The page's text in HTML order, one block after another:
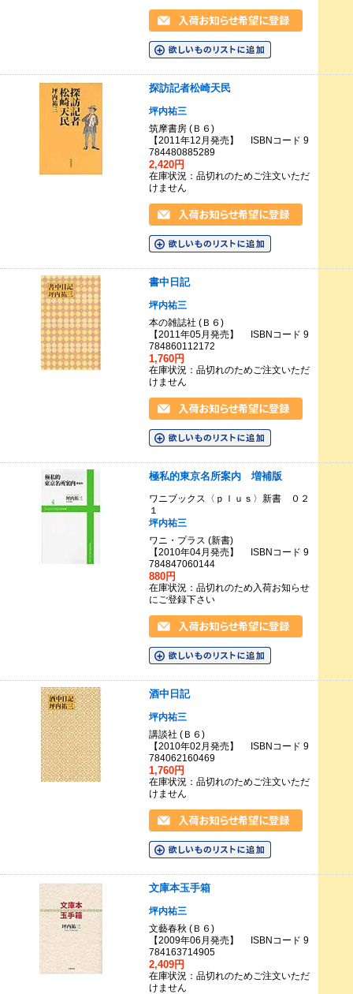
探訪記者松崎天民
坪内祐三
筑摩書房 (Ｂ６)
【2011年12月発売】 ISBNコード 9
784480885289
2,420円
在庫状況：品切れのためご注文いただ
けません
書中日記
坪内祐三
本の雑誌社 (Ｂ６)
【2011年05月発売】 ISBNコード 9
784860112172
1,760円
在庫状況：品切れのためご注文いただ
けません
極私的東京名所案内 増補版
ワニブックス〈ｐｌｕｓ〉新書 ０２
１
坪内祐三
ワニ・プラス (新書)
【2010年04月発売】 ISBNコード 9
784847060144
880円
在庫状況：品切れのため入荷お知らせ
にご登録下さい
酒中日記
坪内祐三
講談社 (Ｂ６)
【2010年02月発売】 ISBNコード 9
784062160469
1,760円
在庫状況：品切れのためご注文いただ
けません
文庫本玉手箱
坪内祐三
文藝春秋 (Ｂ６)
【2009年06月発売】 ISBNコード 9
784163714905
2,409円
在庫状況：品切れのためご注文いただ
けません